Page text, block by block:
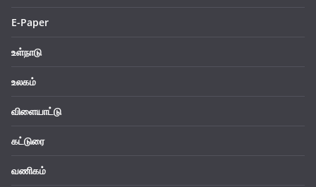
E-Paper
உள்நாடு
உலகம்
விளையாட்டு
கட்டுரை
வணிகம்